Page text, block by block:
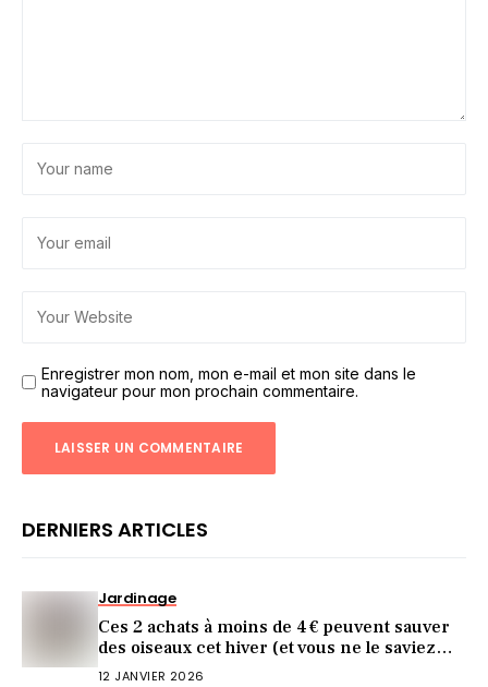
Enregistrer mon nom, mon e-mail et mon site dans le
navigateur pour mon prochain commentaire.
DERNIERS ARTICLES
Jardinage
Ces 2 achats à moins de 4 € peuvent sauver
des oiseaux cet hiver (et vous ne le saviez
pas)
12 JANVIER 2026